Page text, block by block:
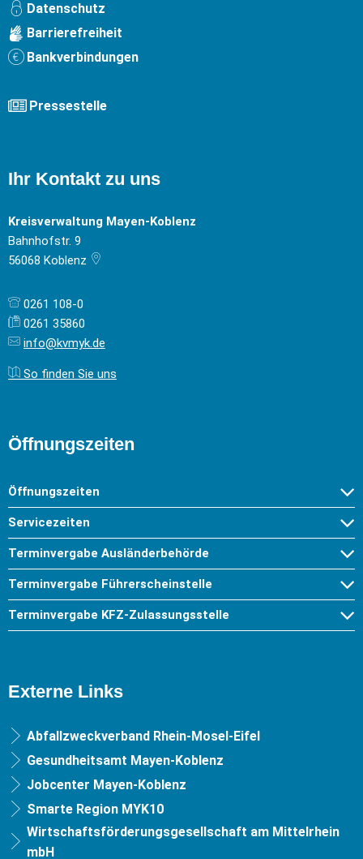
Datenschutz
Barrierefreiheit
Bankverbindungen
Pressestelle
Ihr Kontakt zu uns
Kreisverwaltung Mayen-Koblenz
Bahnhofstr. 9
56068 Koblenz
0261 108-0
0261 35860
info@kvmyk.de
So finden Sie uns
Öffnungszeiten
Öffnungszeiten
Servicezeiten
Terminvergabe Ausländerbehörde
Terminvergabe Führerscheinstelle
Terminvergabe KFZ-Zulassungsstelle
Externe Links
Abfallzweckverband Rhein-Mosel-Eifel
Gesundheitsamt Mayen-Koblenz
Jobcenter Mayen-Koblenz
Smarte Region MYK10
Wirtschaftsförderungsgesellschaft am Mittelrhein
mbH